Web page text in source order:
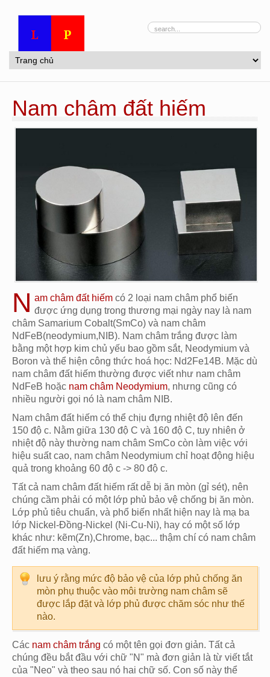
Nam châm đất hiếm
N am châm đất hiếm có 2 loại nam châm phổ biến
được ứng dụng trong thương mại ngày nay là nam
châm Samarium Cobalt(SmCo) và nam châm
NdFeB(neodymium,NIB). Nam châm trắng được làm
bằng một hợp kim chủ yếu bao gồm sắt, Neodymium và
Boron và thể hiện công thức hoá học: Nd2Fe14B. Mặc dù
nam châm đất hiếm thường được viết như nam châm
NdFeB hoặc nam châm Neodymium, nhưng cũng có
nhiều người gọi nó là nam châm NIB.
Nam châm đất hiếm có thể chịu đựng nhiệt độ lên đến
150 độ c. Nằm giữa 130 độ C và 160 độ C, tuy nhiên ở
nhiệt độ này thường nam châm SmCo còn làm việc với
hiệu suất cao, nam châm Neodymium chỉ hoạt động hiệu
quả trong khoảng 60 độ c -> 80 độ c.
Tất cả nam châm đất hiếm rất dễ bị ăn mòn (gỉ sét), nên
chúng cầm phải có một lớp phủ bảo vệ chống bị ăn mòn.
Lớp phủ tiêu chuẩn, và phổ biến nhất hiện nay là mạ ba
lớp Nickel-Đồng-Nickel (Ni-Cu-Ni), hay có một số lớp
khác như: kẽm(Zn),Chrome, bạc... thậm chí có nam châm
đất hiếm mạ vàng.
lưu ý rằng mức độ bảo vệ của lớp phủ chống ăn
mòn phụ thuộc vào môi trường nam châm sẽ
được lắp đặt và lớp phủ được chăm sóc như thế
nào.
Các nam châm trắng có một tên gọi đơn giản. Tất cả
chúng đều bắt đầu với chữ "N" mà đơn giản là từ viết tắt
của "Neo" và theo sau nó hai chữ số. Con số này thể